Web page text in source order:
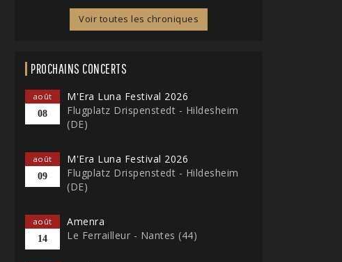
Voir toutes les chroniques
PROCHAINS CONCERTS
août
08
M'Era Luna Festival 2026
Flugplatz Drispenstedt - Hildesheim
(DE)
août
09
M'Era Luna Festival 2026
Flugplatz Drispenstedt - Hildesheim
(DE)
août
14
Amenra
Le Ferrailleur - Nantes (44)